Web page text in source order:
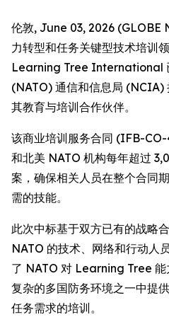
伦敦, June 03, 2026 (GLOBE
力转型和任务关键型技术培训
Learning Tree International
(NATO) 通信和信息局 (NCIA)
其教育与培训合作伙伴。
该商业培训服务合同 (IFB-
和北美 NATO 机构每年超过
案，确保相关人员在整个合同
需的技能。
此次中标基于双方已有的战略
NATO 的技术、网络和行动人
了 NATO 对 Learning Tree 能
复杂的多国防务环境之一中提
任务需求的培训。